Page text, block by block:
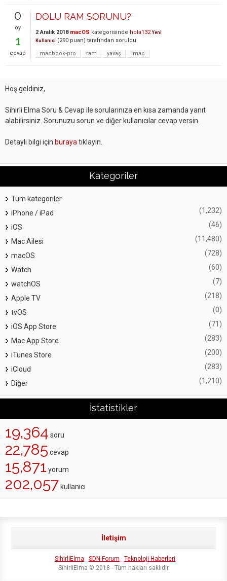
0
oy
1
cevap
DOLU RAM SORUNU?
2 Aralık 2018 macOS kategorisinde hola132 Yeni
Kullanıcı (290 puan) tarafından soruldu
macbook-pro
ram yavaş imac
Hoş geldiniz,
Sihirli Elma Soru & Cevap ile sorularınıza en kısa zamanda yanıt
alabilirsiniz. Sorunuzu sorun ve diğer kullanıcılar cevap versin.
Detaylı bilgi için buraya tıklayın.
Kategoriler
Tüm kategoriler
iPhone / iPad
(1,232)
iOS (46)
Mac Ailesi (11,480)
macOS (728)
Watch (60)
watchOS (7)
Apple TV (218)
tvOS (0)
iOS App Store (71)
Mac App Store (283)
iTunes Store (200)
iCloud (283)
Diğer (1,210)
İstatistikler
19,364 soru
22,785 cevap
15,871 yorum
202,057 kullanıcı
İletişim
SihirliElma SDN Forum
Teknoloji Haberleri
SihirliElma © 2018 - Tüm hakları saklıdır